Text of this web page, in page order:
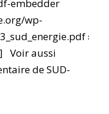
embedder
wp-
»
Voir aussi
de SUD-